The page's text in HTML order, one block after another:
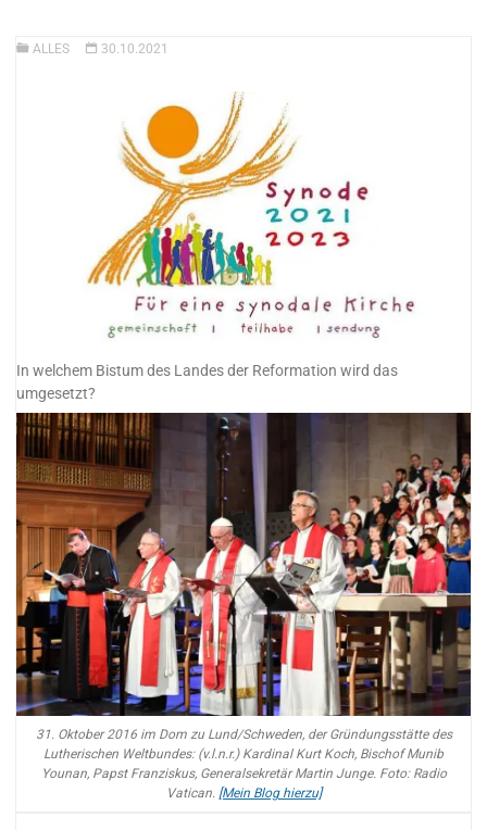
ALLES 30.10.2021
In welchem Bistum des Landes der Reformation wird das
umgesetzt?
31. Oktober 2016 im Dom zu Lund/Schweden, der Gründungsstätte des
Lutherischen Weltbundes: (v.l.n.r.) Kardinal Kurt Koch, Bischof Munib
Younan, Papst Franziskus, Generalsekretär Martin Junge. Foto: Radio
Vatican. [Mein Blog hierzu]